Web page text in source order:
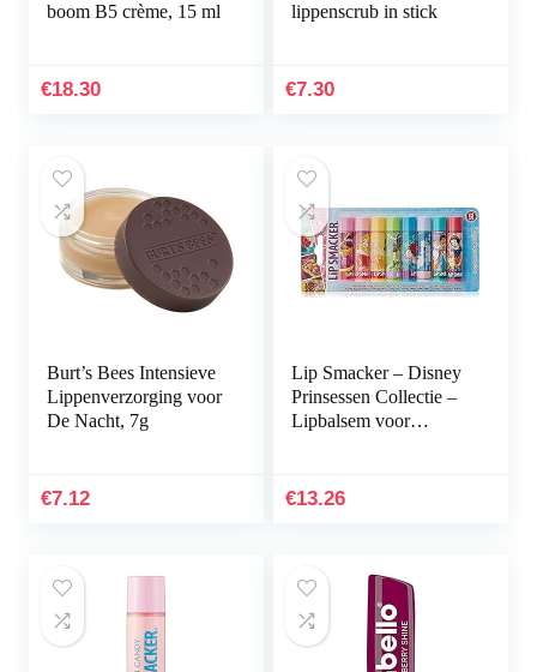
boom B5 crème, 15 ml
€18.30
lippenscrub in stick
€7.30
Burt’s Bees Intensieve
Lippenverzorging voor
De Nacht, 7g
€7.12
Lip Smacker – Disney
Prinsessen Collectie –
Lipbalsem voor
Verschillende
€13.26